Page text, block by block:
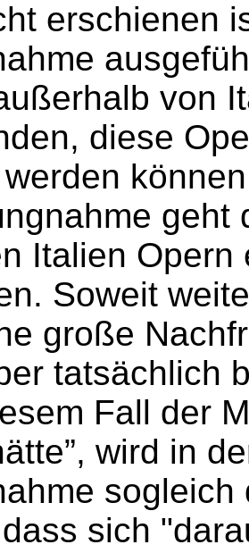
erschienen
von
diese
geht
Italien Opern
Soweit
große
tatsächlich
Fall der
wird in
sich